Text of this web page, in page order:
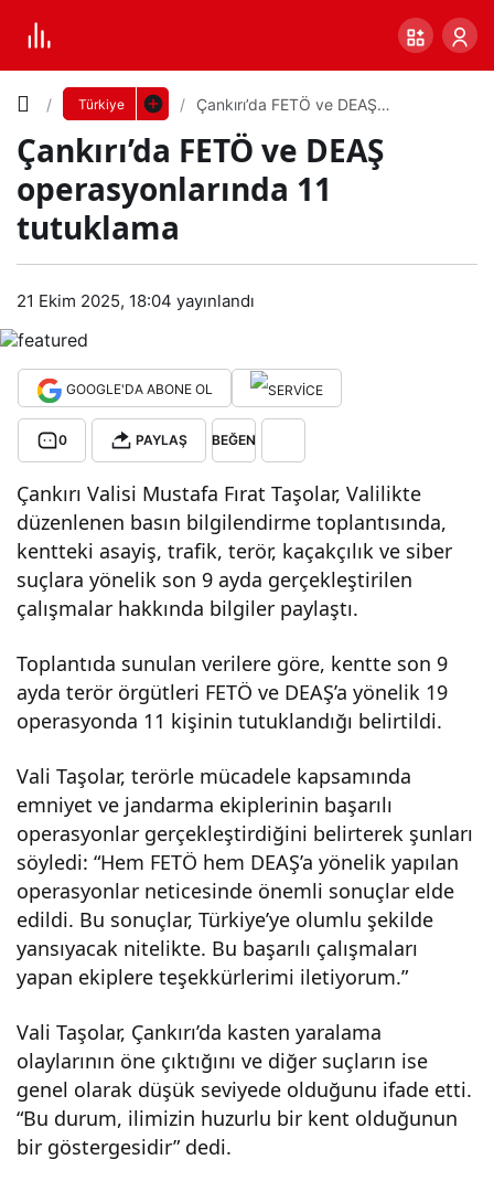
Türkiye
Çankırı’da FETÖ ve DEAŞ
Çankırı’da FETÖ ve DEAŞ
operasyonlarında 11
tutuklama
21 Ekim 2025, 18:04 yayınlandı
GOOGLE'DA ABONE OL
0 PAYLAŞ BEĞEN
Çankırı Valisi Mustafa Fırat Taşolar, Valilikte
düzenlenen basın bilgilendirme toplantısında,
kentteki asayiş, trafik, terör, kaçakçılık ve siber
suçlara yönelik son 9 ayda gerçekleştirilen
çalışmalar hakkında bilgiler paylaştı.
Toplantıda sunulan verilere göre, kentte son 9
ayda terör örgütleri FETÖ ve DEAŞ’a yönelik 19
operasyonda 11 kişinin tutuklandığı belirtildi.
Vali Taşolar, terörle mücadele kapsamında
emniyet ve jandarma ekiplerinin başarılı
operasyonlar gerçekleştirdiğini belirterek şunları
söyledi: “Hem FETÖ hem DEAŞ’a yönelik yapılan
operasyonlar neticesinde önemli sonuçlar elde
edildi. Bu sonuçlar, Türkiye’ye olumlu şekilde
yansıyacak nitelikte. Bu başarılı çalışmaları
yapan ekiplere teşekkürlerimi iletiyorum.”
Vali Taşolar, Çankırı’da kasten yaralama
olaylarının öne çıktığını ve diğer suçların ise
genel olarak düşük seviyede olduğunu ifade etti.
“Bu durum, ilimizin huzurlu bir kent olduğunun
bir göstergesidir” dedi.
Çan
kırı’
da
FET
DEA
Ş
ope
rasy
onla
rınd
a 11
tutu
ma
Yazı
Boyutunu
Varsayılana
0 PAYLAŞ